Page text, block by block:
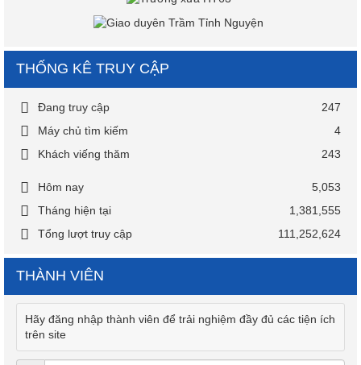
THỐNG KÊ TRUY CẬP
Đang truy cập
247
Máy chủ tìm kiếm
4
Khách viếng thăm
243
Hôm nay
5,053
Tháng hiện tại
1,381,555
Tổng lượt truy cập
111,252,624
THÀNH VIÊN
Hãy đăng nhập thành viên để trải nghiệm đầy đủ các tiện ích
trên site